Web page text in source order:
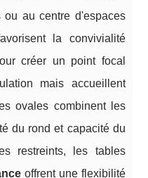
au centre d'espaces
la convivialité
créer un point focal
mais accueillent
ovales combinent les
du rond et capacité du
restreints, les tables
offrent une flexibilité